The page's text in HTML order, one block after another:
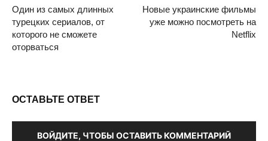
Один из самых длинных
турецких сериалов, от
которого не сможете
оторваться
Новые украинские фильмы
уже можно посмотреть на
Netflix
ОСТАВЬТЕ ОТВЕТ
ВОЙДИТЕ, ЧТОБЫ ОСТАВИТЬ КОММЕНТАРИЙ